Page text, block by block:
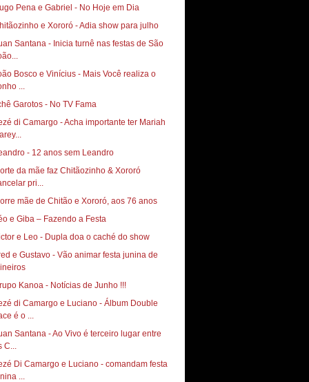
Pena e Gabriel - No Hoje em Dia
e Xororó - Adia show para julho
Santana - Inicia turnê nas festas de São
Bosco e Vinícius - Mais Você realiza o
...
Garotos - No TV Fama
di Camargo - Acha importante ter Mariah
- 12 anos sem Leandro
da mãe faz Chitãozinho & Xororó
pri...
mãe de Chitão e Xororó, aos 76 anos
e Giba – Fazendo a Festa
e Leo - Dupla doa o caché do show
e Gustavo - Vão animar festa junina de
Kanoa - Notícias de Junho !!!
di Camargo e Luciano - Álbum Double
é o ...
Santana - Ao Vivo é terceiro lugar entre
C...
Di Camargo e Luciano - comandam festa
...